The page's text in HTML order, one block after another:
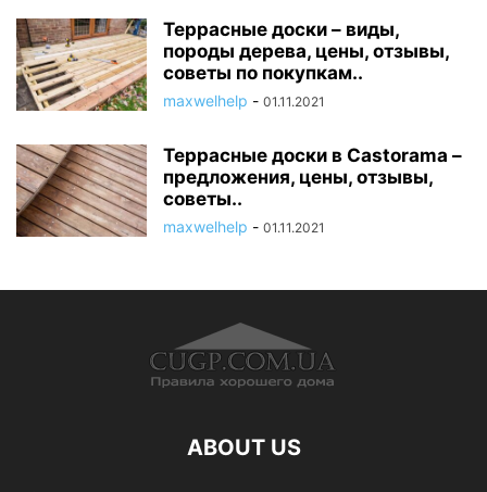
Террасные доски – виды,
породы дерева, цены, отзывы,
советы по покупкам..
maxwelhelp - 01.11.2021
Террасные доски в Castorama –
предложения, цены, отзывы,
советы..
maxwelhelp - 01.11.2021
ABOUT US